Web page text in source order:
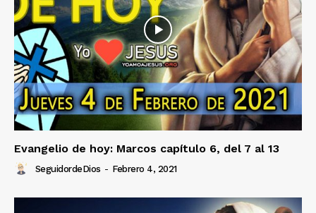
Evangelio de hoy: Marcos capítulo 6, del 7 al 13
SeguidordeDios - Febrero 4, 2021